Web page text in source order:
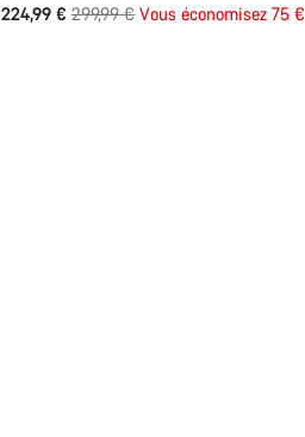
224,99 € Prix
299,99 € Vous économisez 75 €